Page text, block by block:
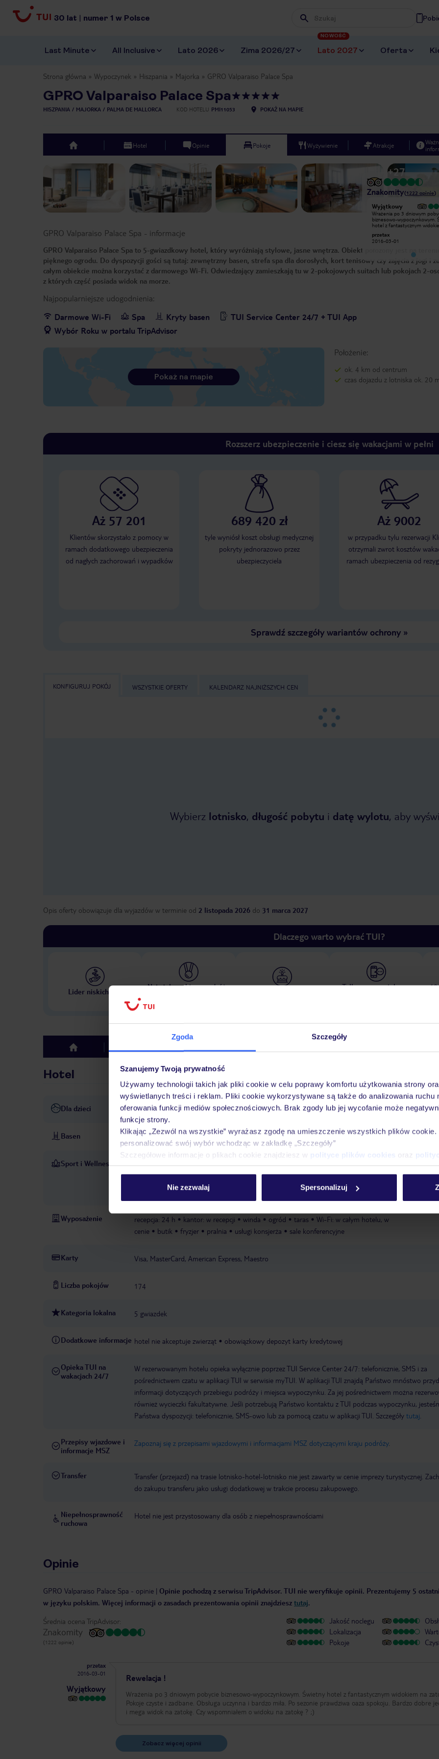
Zgoda Szczegóły
Szanujemy Twoją prywatność
Używamy technologii takich jak pliki cookie w celu poprawy komfortu użytkowania strony
wyświetlanych treści i reklam. Pliki cookie wykorzystywane są także do analizowania ruchu
oferowania funkcji mediów społecznościowych. Brak zgody lub jej wycofanie może
funkcje strony.
Klikając „Zezwól na wszystkie” wyrażasz zgodę na umieszczenie wszystkich plików
personalizować swój wybór wchodząc w zakładkę „Szczegóły”
Szczegółowe informacje o plikach cookie znajdziesz w polityce plików cookies oraz
Nie zezwalaj Spersonalizuj
30 lat | numer 1 w Polsce Wpisz frazę, której szukasz
Last Minute All Inclusive Lato 2026 Zima 2026/27 Lato 2027
NOWOŚĆ
Oferta
Strona główna Wypoczynek Hiszpania Majorka GPRO Valparaiso Palace Spa
GPRO Valparaiso Palace Spa
HISZPANIA MAJORKA PALMA DE MALLORCA KOD HOTELU PMI11053 POKAŻ NA MAPIE
top Hotel Opinie Pokoje Wyżywienie Atrakcje
Previous slide +27
Znakomity(1222 opinie)
Wyjątkowy
Wrażenia po 3 dniowym pobycie
Bardzo dobre jedzenie i mega widok
na zatokę. Czy wspomniałem o
widoku na zatokę ? ;)
Wyjątkowy
Wrażenia po 3 dniowym
biznesowo-wypoczynkowym.
hotel z fantastycznym
Obsługa uczynna i bardzo miła.
sezonie prawdziwa oaza
na zatokę. Czy wspomniałem o
widoku na zatokę ? ;)
przetax
2016-03-01
GPRO Valparaiso Palace Spa - informacje
GPRO Valparaiso Palace Spa to 5-gwiazdkowy hotel, który wyróżniają stylowe, jasne wnętrza. Obiekt położony jest na terenie
pięknego ogrodu. Do dyspozycji gości są tutaj: zewnętrzny basen, strefa spa dla dorosłych, kort tenisowy czy zajęcia z jogi i
całym obiekcie można korzystać z darmowego Wi-Fi. Odwiedzający zamieszkają tu w 2-pokojowych suitach lub pokojach 2-
z których część posiada widok na morze.
Najpopularniejsze udogodnienia:
Darmowe Wi-Fi
Spa Kryty basen
TUI Service Center 24/7 + TUI App
Wybór Roku w portalu TripAdvisor
Położenie:
ok. 4 km od centrum
czas dojazdu z lotniska ok. 20
Pokaż na mapie
Rozszerz ubezpieczenie i ciesz się wakacjami w pełni
Aż 57 201
Klientów skorzystało z pomocy w
ramach dodatkowego ubezpieczenia
od nagłych zachorowań i wypadków
689 420 zł
tyle wyniósł koszt obsługi medycznej
pokryty jednorazowo przez
ubezpieczyciela
Aż 9002
w przypadku tylu rezerwacji
otrzymali zwrot kosztów
ramach ubezpieczenia od
Sprawdź szczegóły wariantów ochrony»
KONFIGURUJ POKÓJ WSZYSTKIE OFERTY KALENDARZ NAJNIŻSZYCH CEN
Wybierz lotnisko, długość pobytu i datę wylotu, aby
Opis oferty obowiązuje dla wyjazdów w terminie od 2 listopada 2026 do 31 marca 2027
Dlaczego warto wybrać TUI?
Lider niskich cen
Największe biuro podróży
Tylko u nas opieka na
top
Hotel
Dla dzieci wysokie krzesełka dla dzieci
Basen baseny: 2 basen: w cenie basen kryty: za opłatą, podgrzewany ręczniki: w cenie
Sport i Wellness W CENIE siłownia aqua fitness trening wysiłkowy joga zumba paddle tenis
pielęgnacyjno-kosmetyczne
Wyposażenie recepcja: 24 h kantor: w recepcji winda ogród taras
Wi-Fi: w całym hotelu, w
cenie
butik fryzjer pralnia usługi konsjerża sale konferencyjne
Karty Visa, MasterCard, American Express, Maestro
Liczba pokojów 174
Kategoria lokalna 5 gwiazdek
Dodatkowe informacje hotel nie akceptuje zwierząt obowiązkowy depozyt karty kredytowej
Opieka TUI na
wakacjach 24/7
W rezerwowanym hotelu opieka wyłącznie poprzez TUI Service Center 24/7: telefonicznie, SMS i za
pośrednictwem czatu w aplikacji TUI w serwisie myTUI. W aplikacji TUI znajdą Państwo mnóstwo
informacji dotyczących przebiegu podróży i miejsca wypoczynku. Za jej pośrednictwem można
również wycieczki fakultatywne. Jeśli potrzebują Państwo kontaktu z TUI podczas wypoczynku,
Państwa dyspozycji: telefonicznie, SMS-owo lub za pomocą czatu w aplikacji TUI. Szczegóły tutaj
Przepisy wjazdowe i
informacje MSZ
Zapoznaj się z przepisami wjazdowymi i informacjami MSZ dotyczącymi kraju podróży.
Transfer
Transfer (przejazd) na trasie lotnisko-hotel-lotnisko nie jest zawarty w cenie imprezy turystycznej.
do zakupu transferu jako usługi dodatkowej w trakcie procesu zakupowego.
Niepełnosprawność
ruchowa
Hotel nie jest przystosowany dla osób z niepełnosprawnościami
Opinie
GPRO Valparaiso Palace Spa - opinie | Opinie pochodzą z serwisu TripAdvisor. TUI nie weryfikuje opinii. Prezentujemy 5
w języku polskim. Więcej informacji o zasadach prezentowania opinii znajdziesz tutaj.
Średnia ocena TripAdvisor:
Znakomity
(1222 opinie)
Jakość noclegu
Lokalizacja
Pokoje
przetax
2016-03-01
Wyjątkowy
Rewelacja !
Wrażenia po 3 dniowym pobycie biznesowo-wypoczynkowym. Świetny hotel z fantastycznym widokiem na
Pokoje czyste i zadbane. Obsługa uczynna i bardzo miła. Po sezonie prawdziwa oaza spokoju. Bardzo dobre
i mega widok na zatokę. Czy wspomniałem o widoku na zatokę ? ;)
Zobacz więcej opinii